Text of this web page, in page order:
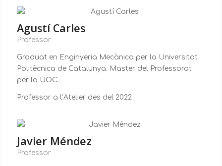
Agustí Carles
Professor
Graduat en Enginyeria Mecànica per la Universitat
Politècnica de Catalunya. Master del Professorat
per la UOC.
Professor a l’Atelier des del 2022
Javier Méndez
Professor